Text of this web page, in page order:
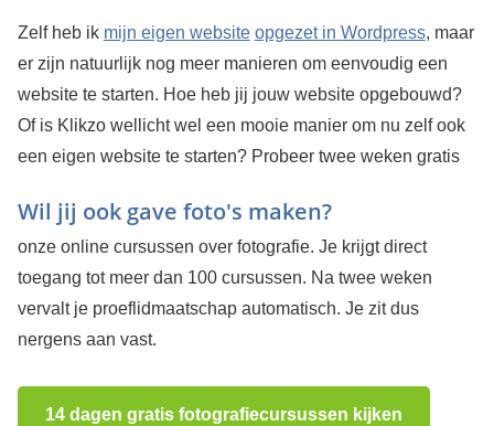
Zelf heb ik mijn eigen website opgezet in Wordpress, maar
er zijn natuurlijk nog meer manieren om eenvoudig een
website te starten. Hoe heb jij jouw website opgebouwd?
Of is Klikzo wellicht wel een mooie manier om nu zelf ook
een eigen website te starten?
Wil jij ook gave foto's maken?
Probeer twee weken gratis
onze online cursussen over fotografie. Je krijgt direct
toegang tot meer dan 100 cursussen. Na twee weken
vervalt je proeflidmaatschap automatisch. Je zit dus
nergens aan vast.
14 dagen gratis fotografiecursussen kijken